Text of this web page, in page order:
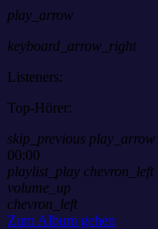
play_arrow
keyboard_arrow_right
Listeners:
Top-Hörer:
skip_previous play_arrow
00:00
playlist_play chevron_left
volume_up
chevron_left
Zum Album gehen